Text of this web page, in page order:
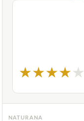
★★★★★
NATURANA